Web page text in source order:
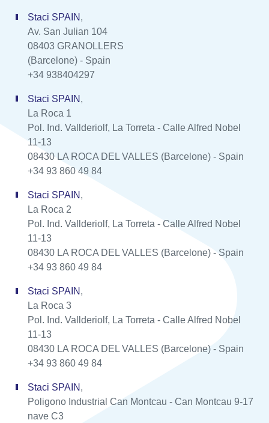
Staci SPAIN ,
Av. San Julian 104
08403 GRANOLLERS
(Barcelone) - Spain
+34 938404297
Staci SPAIN ,
La Roca 1
Pol. Ind. Vallderiolf, La Torreta - Calle Alfred Nobel
11-13
08430 LA ROCA DEL VALLES (Barcelone) - Spain
+34 93 860 49 84
Staci SPAIN ,
La Roca 2
Pol. Ind. Vallderiolf, La Torreta - Calle Alfred Nobel
11-13
08430 LA ROCA DEL VALLES (Barcelone) - Spain
+34 93 860 49 84
Staci SPAIN ,
La Roca 3
Pol. Ind. Vallderiolf, La Torreta - Calle Alfred Nobel
11-13
08430 LA ROCA DEL VALLES (Barcelone) - Spain
+34 93 860 49 84
Staci SPAIN ,
Poligono Industrial Can Montcau - Can Montcau 9-17
nave C3